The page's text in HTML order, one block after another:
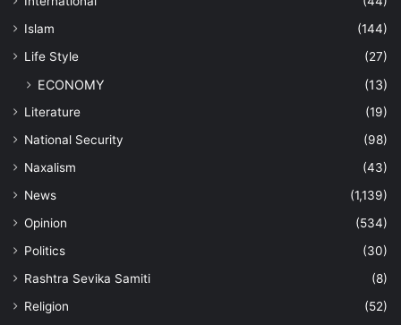
Islam
(144)
Life Style
(27)
ECONOMY (13)
Literature
(19)
National Security
(98)
Naxalism
(43)
News
(1,139)
Opinion
(534)
Politics
(30)
Rashtra Sevika Samiti
(8)
Religion
(52)